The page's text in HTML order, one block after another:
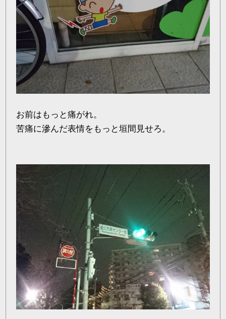
お前はもっと痛がれ。
苦痛に滲んだ表情をもっと垣間見せろ。